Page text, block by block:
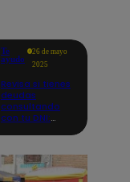
Te
ayudo
26 de mayo
2025
Revisa si tienes
deudas
consultando
con tu DNI: